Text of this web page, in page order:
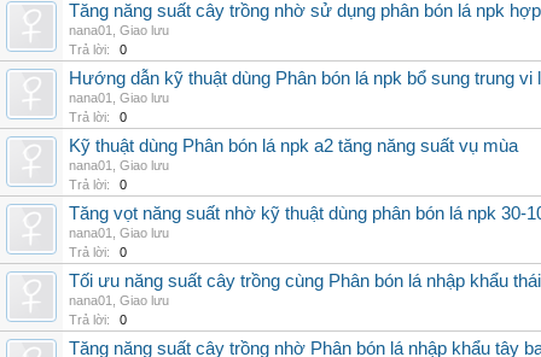
Tăng năng suất cây trồng nhờ sử dụng phân bón lá npk
nana01
Giao lưu
Trả lời:
0
Hướng dẫn kỹ thuật dùng Phân bón lá npk bổ sung trung vi
nana01
Giao lưu
Trả lời:
0
Kỹ thuật dùng Phân bón lá npk a2 tăng năng suất vụ mùa
nana01
Giao lưu
Trả lời:
0
Tăng vọt năng suất nhờ kỹ thuật dùng phân bón lá npk 30-
nana01
Giao lưu
Trả lời:
0
Tối ưu năng suất cây trồng cùng Phân bón lá nhập khẩu
nana01
Giao lưu
Trả lời:
0
Tăng năng suất cây trồng nhờ Phân bón lá nhập khẩu tây